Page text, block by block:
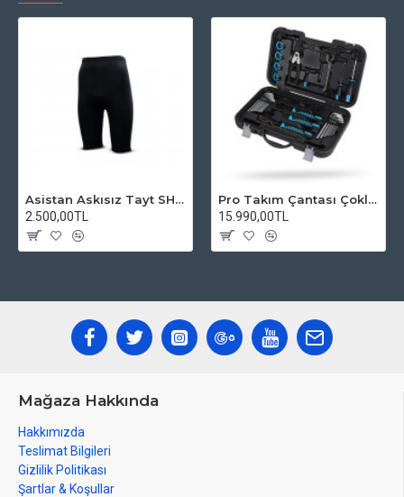
Asistan Askısız Tayt SH20 Pedli Siyah
2.500,00TL
Pro Takım Çantası Çoklu Tamir Seti
15.990,00TL
Mağaza Hakkında
Hakkımızda
Teslimat Bilgileri
Gizlilik Politikası
Şartlar & Koşullar